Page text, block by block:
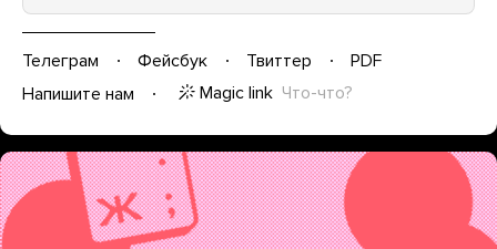
Телеграм Фейсбук Твиттер
PDF
Напишите нам
Magic link Что-что?